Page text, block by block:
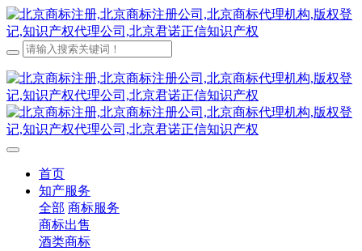
首页
知产服务
全部 商标服务
商标出售
酒类商标